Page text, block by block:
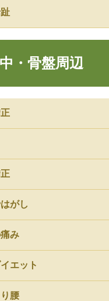
・骨盤周辺
がし
み
エット
腰